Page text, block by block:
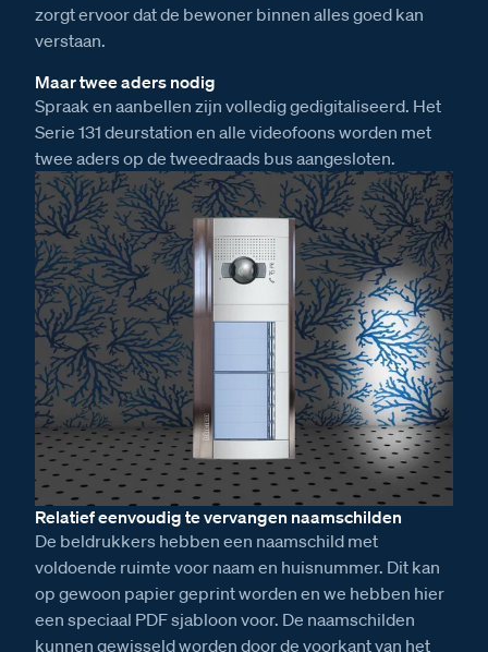
zorgt ervoor dat de bewoner binnen alles goed kan
verstaan.
Maar twee aders nodig
Spraak en aanbellen zijn volledig gedigitaliseerd. Het
Serie 131 deurstation en alle videofoons worden met
twee aders op de tweedraads bus aangesloten.
Relatief eenvoudig te vervangen naamschilden
De beldrukkers hebben een naamschild met
voldoende ruimte voor naam en huisnummer. Dit kan
op gewoon papier geprint worden en we hebben hier
een speciaal PDF sjabloon voor. De naamschilden
kunnen gewisseld worden door de voorkant van het